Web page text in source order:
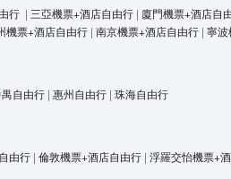
行 | 三亞機票+酒店自由行 | 廈門機票+酒店自
機票+酒店自由行 | 南京機票+酒店自由行 | 寧波
自由行 | 惠州自由行 | 珠海自由行
由行 | 倫敦機票+酒店自由行 | 浮羅交怡機票+